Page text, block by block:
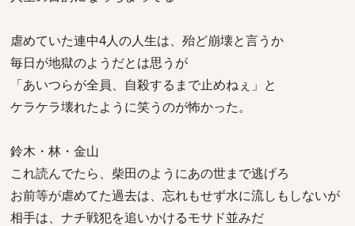
虐めていた連中4人の人生は、殆ど崩壊と言うか
毎日が地獄のようだとは思うが
「あいつらが全員、自殺するまで止めねぇ」と
ケラケラ壊れたように笑うのが怖かった。
鈴木・林・金山
これ読んでたら、柴田のようにあの世まで逃げろ
お前等が虐めてた過去は、忘れもせず水に流しもしないが
相手は、ナチ戦犯を追いかけるモサド並みだ